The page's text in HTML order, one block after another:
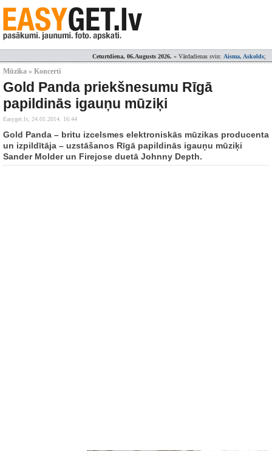
Ceturtdiena, 06.Augusts 2026. » Vārdadienas svin: Aisma, Askolds;
Mūzika » Koncerti
Gold Panda priekšnesumu Rīgā
papildinās igauņu mūziķi
Easyget.lv, 24.01.2014. 16:44
Gold Panda – britu izcelsmes elektroniskās mūzikas producenta
un izpildītāja – uzstāšanos Rīgā papildinās igauņu mūziķi
Sander Molder un Firejose duetā Johnny Depth.